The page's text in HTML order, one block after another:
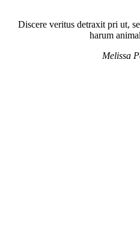
Discere veritus detraxit pri ut,
harum
Melissa